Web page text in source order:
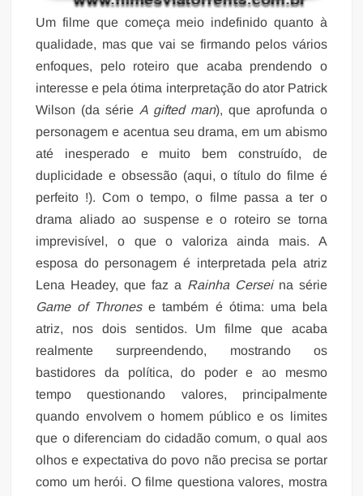
Um filme que começa meio indefinido quanto à
qualidade, mas que vai se firmando pelos vários
enfoques, pelo roteiro que acaba prendendo o
interesse e pela ótima interpretação do ator Patrick
Wilson (da série A gifted man), que aprofunda o
personagem e acentua seu drama, em um abismo
até inesperado e muito bem construído, de
duplicidade e obsessão (aqui, o título do filme é
perfeito !). Com o tempo, o filme passa a ter o
drama aliado ao suspense e o roteiro se torna
imprevisível, o que o valoriza ainda mais. A
esposa do personagem é interpretada pela atriz
Lena Headey, que faz a Rainha Cersei na série
Game of Thronese também é ótima: uma bela
atriz, nos dois sentidos. Um filme que acaba
realmente surpreendendo, mostrando os
bastidores da política, do poder e ao mesmo
tempo questionando valores, principalmente
quando envolvem o homem público e os limites
que o diferenciam do cidadão comum, o qual aos
olhos e expectativa do povo não precisa se portar
como um herói. O filme questiona valores, mostra